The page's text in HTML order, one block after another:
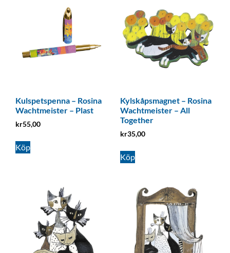
Kulspetspenna – Rosina
Wachtmeister – Plast
kr55,00
Köp
Kylskåpsmagnet – Rosina
Wachtmeister – All
Together
kr35,00
Köp